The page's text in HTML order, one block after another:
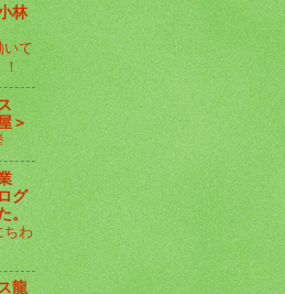
林
て
ス
＞
業
グ
。
ちわ
龍